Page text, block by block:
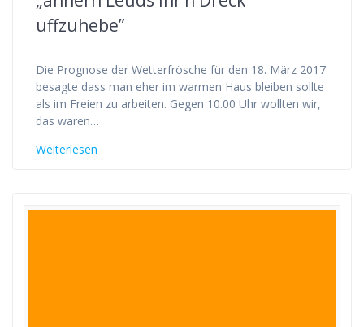
uffzuhebe”
Die Prognose der Wetterfrösche für den 18. März 2017
besagte dass man eher im warmen Haus bleiben sollte
als im Freien zu arbeiten. Gegen 10.00 Uhr wollten wir,
das waren…
Weiterlesen